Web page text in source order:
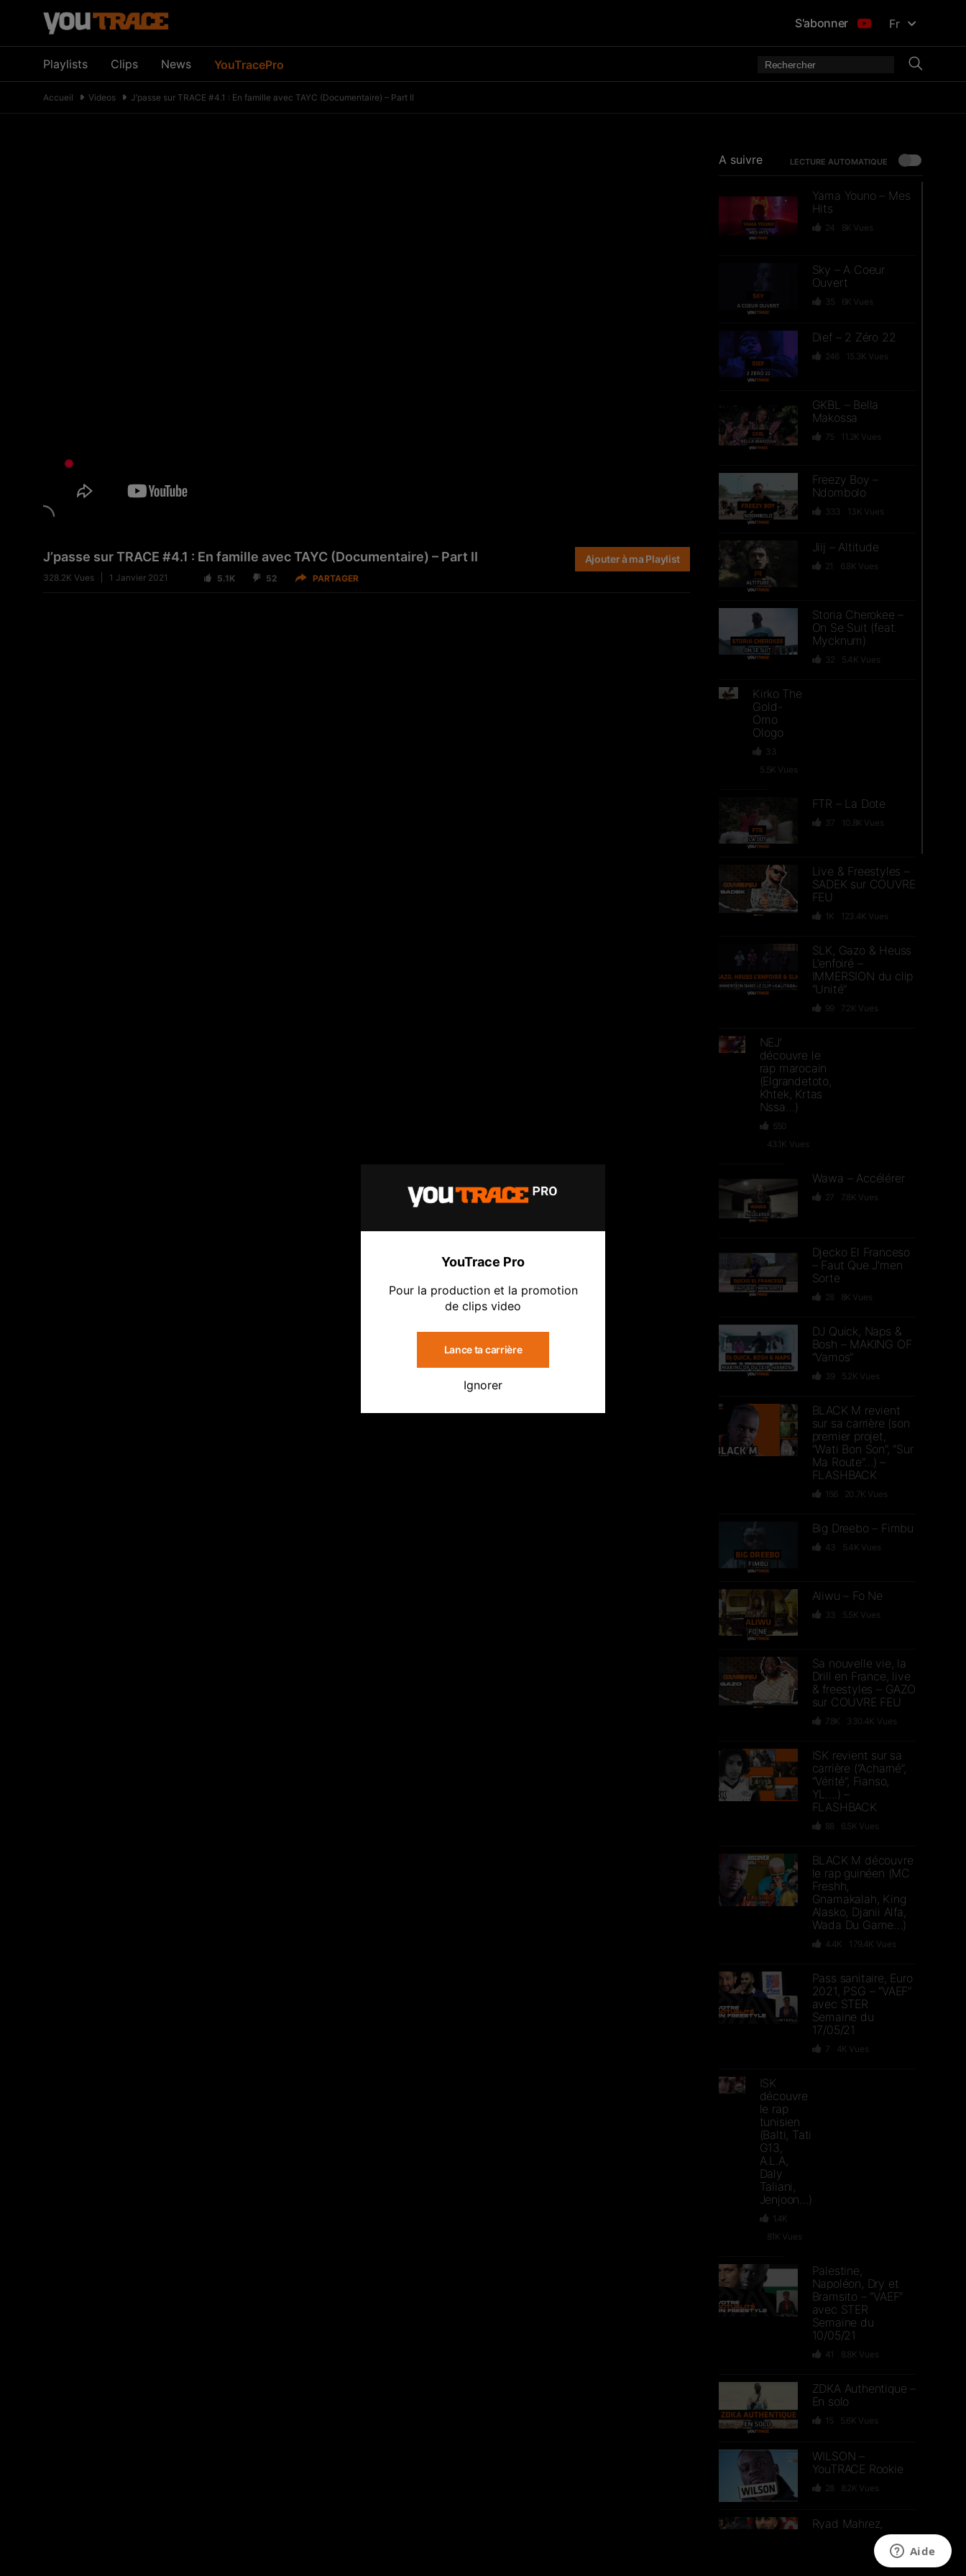
S'abonner Fr
Playlists Clips News YouTracePro
Accueil Videos J’passe sur TRACE #4.1 : En famille avec TAYC (Documentaire) – Part II
J’passe sur TRACE #4.1 : En famille avec TAYC (Documentaire) – Part II
328.2K Vues 1 Janvier 2021 5.1K 52 PARTAGER
Ajouter à ma Playlist
A suivre LECTURE AUTOMATIQUE
Yama Youno – Mes
Hits
24 8K Vues
Sky – A Coeur
Ouvert
35 6K Vues
Dief – 2 Zéro 22
246 15.3K Vues
GKBL – Bella
Makossa
75 11.2K Vues
Freezy Boy –
Ndombolo
333 13K Vues
Jiij – Altitude
21 6.8K Vues
Storia Cherokee –
On Se Suit (feat.
Mycknum)
32 5.4K Vues
Kirko The
Gold-
Omo
Ologo
33
5.5K Vues
FTR – La Dote
37 10.8K Vues
Live & Freestyles –
SADEK sur COUVRE
FEU
1K 123.4K Vues
SLK, Gazo & Heuss
L’enfoiré –
IMMERSION du clip
“Unité”
99 7.2K Vues
NEJ’
découvre le
rap marocain
(Elgrandetoto,
Khtek, Krtas
Nssa…)
550
43.1K Vues
Wawa – Accélérer
27 7.8K Vues
Djecko El Franceso
– Faut Que J’men
Sorte
28 8K Vues
DJ Quick, Naps &
Bosh – MAKING OF
“Vamos”
39 5.2K Vues
BLACK M revient
sur sa carrière (son
premier projet,
“Wati Bon Son”, “Sur
Ma Route”…) –
FLASHBACK
156 20.7K Vues
Big Dreebo – Fimbu
43 5.4K Vues
Aliwu – Fo Ne
33 5.5K Vues
Sa nouvelle vie, la
Drill en France, live
& freestyles – GAZO
sur COUVRE FEU
7.8K 330.4K Vues
ISK revient sur sa
carrière (“Acharné”,
“Vérité”, Fianso,
YL….) –
FLASHBACK
88 6.5KVues
BLACK M découvre
le rap guinéen (MC
Freshh,
Gnamakalah, King
Alasko, Djanii Alfa,
Wada Du Game…)
4.4K 179.4K Vues
Pass sanitaire, Euro
2021, PSG – “VAEF”
avec STER
Semaine du
17/05/21
7 4K Vues
ISK
découvre
le rap
tunisien
(Balti, Tati
G13,
A.L.A,
Daly
Taliani,
Jenjoon…)
1.4K
81K Vues
Palestine,
Napoléon, Dry et
Bramsito – “VAEF”
avec STER
Semaine du
10/05/21
41 8.8KVues
ZDKA Authentique –
En solo
15 5.6KVues
WILSON –
YouTRACE Rookie
28 8.2KVues
Ryad Mahrez,
Vaccin contre le
Manifestations –
YouTrace Pro
Pour la production et la promotion
de clips video
Lance ta carrière
Ignorer